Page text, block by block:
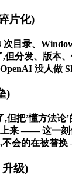
片化)
次目录、
但分发、版本
没人做
)
,但把’懂方法
来 —— 这一刻
会的在被替
级)